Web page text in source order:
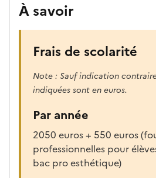
À savoir
Frais de scolarité
Note : Sauf indication
indiquées sont en euros.
Par année
2050 euros + 550 euros
professionnelles pour
bac pro esthétique)